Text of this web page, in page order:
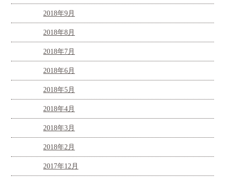
2018年9月
2018年8月
2018年7月
2018年6月
2018年5月
2018年4月
2018年3月
2018年2月
2017年12月